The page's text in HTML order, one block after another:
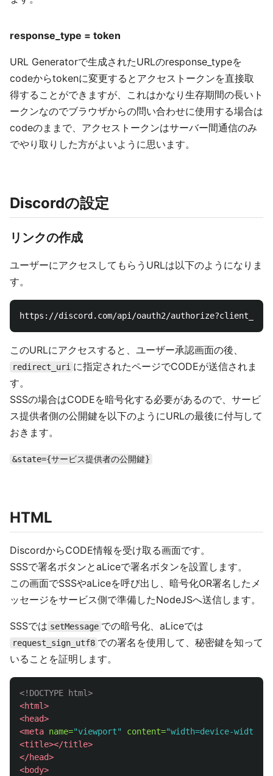
response_type = token
URL Generatorで生成されたURLのresponse_typeを
codeからtokenに変更するとアクセストークンを直接取
得することができますが、これはかなり生存期間の長いト
ークンなのでブラウザからの問い合わせに使用する場合は
codeのままで、アクセストークンはサーバー間通信のみ
でやり取りした方がよいように思います。
Discordの設定
リンクの作成
ユーザーにアクセスしてもらうURLは以下のようになりま
す。
このURLにアクセスすると、ユーザー承認画面の後、
redirect_uri に指定されたページでCODEが送信されま
す。
SSSの場合はCODEを暗号化する必要があるので、サービ
ス提供者側の公開鍵を以下のようにURLの最後に付与して
おきます。
&state={サービス提供者の公開鍵}
HTML
DiscordからCODE情報を受け取る画面です。
SSSで署名ボタンとaLiceで署名ボタンを設置します。
この画面でSSSやaLiceを呼び出し、暗号化OR署名したメ
ッセージをサービス側で準備したNodeJSへ送信します。
SSSでは setMessage での暗号化、aLiceでは
request_sign_utf8 での署名を使用して、秘密鍵を知って
いることを証明します。
<!DOCTYPE html>
<html>
<head>
<meta name="viewport" content="width=device-
<title></title>
</head>
<body>